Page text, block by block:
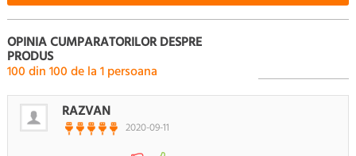
OPINIA CUMPARATORILOR DESPRE
PRODUS
100din100de la1persoana
RAZVAN
2020-09-11